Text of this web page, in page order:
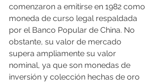
comenzaron a emitirse en 1982 como
moneda de curso legal respaldada
por el Banco Popular de China. No
obstante, su valor de mercado
supera ampliamente su valor
nominal, ya que son monedas de
inversión y colección hechas de oro